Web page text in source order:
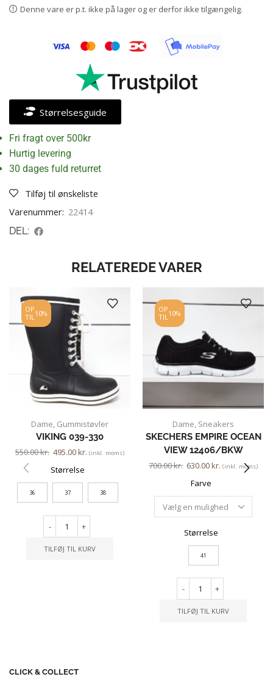
Denne vare er p.t. ikke på lager og er derfor ikke tilgængelig.
Størrelsesguide
Fri fragt over 500kr
Hurtig levering
30 dages fuld returret
Tilføj til ønskeliste
Varenummer: 22414
DEL:
RELATEREDE VARER
OP
TIL10%
Dame, Gummistøvler
VIKING 039-330
550.00kr. 495.00kr. (inkl. moms)
Størrelse
36 37 38
- +
TILFØJ TIL KURV
OP
TIL10%
Dame, Sneakers
SKECHERS EMPIRE OCEAN
VIEW 12406/BKW
700.00kr. 630.00kr. (inkl. moms)
Farve
Størrelse
41
- +
TILFØJ TIL KURV
CLICK & COLLECT